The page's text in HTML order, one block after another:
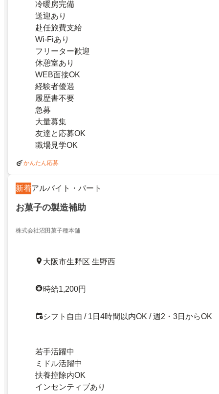
冷暖房完備
送迎あり
赴任旅費支給
Wi-Fiあり
フリーター歓迎
休憩室あり
WEB面接OK
経験者優遇
履歴書不要
急募
大量募集
友達と応募OK
職場見学OK
かんたん応募
新着アルバイト・パート
お菓子の製造補助
株式会社沼田菓子種本舗
大阪市生野区 生野西
時給1,200円
シフト自由 / 1日4時間以内OK / 週2・3日からOK
若手活躍中
ミドル活躍中
扶養控除内OK
インセンティブあり